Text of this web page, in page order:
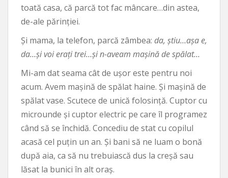
toată casa, că parcă tot fac mâncare…din astea,
de-ale părinției.
Și mama, la telefon, parcă zâmbea: da, știu…așa e,
da…și voi erați trei…și n-aveam mașină de spălat…
Mi-am dat seama cât de ușor este pentru noi
acum. Avem mașină de spălat haine. Și mașină de
spălat vase. Scutece de unică folosință. Cuptor cu
microunde și cuptor electric pe care îl programez
când să se închidă. Concediu de stat cu copilul
acasă cel puțin un an. Și bani să ne luam o bonă
după aia, ca să nu trebuiască dus la creșă sau
lăsat la bunici în alt oraș.